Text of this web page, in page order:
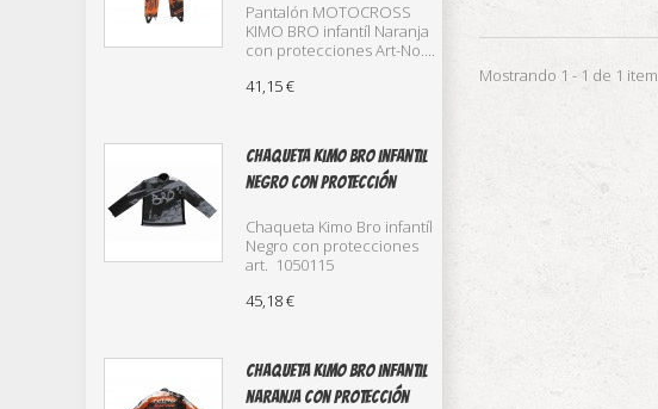
Pantalón MOTOCROSS
KIMO BRO infantíl Naranja
con protecciones Art-No....
41,15 €
Chaqueta Kimo Bro infantil
negro con protección
Chaqueta Kimo Bro infantíl
Negro con protecciones
art. 1050115
45,18 €
Chaqueta Kimo Bro infantil
naranja con protección
Mostrando 1 - 1 de 1 item